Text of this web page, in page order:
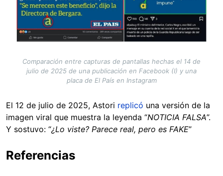
Comparación entre capturas de pantallas hechas el 14 de
julio de 2025 de una publicación en Facebook (I) y una
placa de El País en Instagram
El 12 de julio de 2025, Astori replicó una versión de la
imagen viral que muestra la leyenda “NOTICIA FALSA”.
Y sostuvo: “¿Lo viste? Parece real, pero es FAKE”
Referencias